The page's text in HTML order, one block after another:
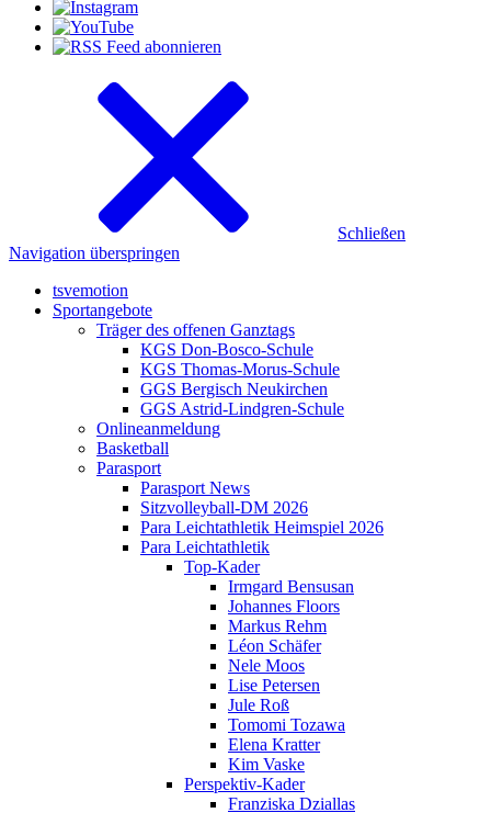
Schließen
Navigation überspringen
tsvemotion
Sportangebote
Träger des offenen Ganztags
KGS Don-Bosco-Schule
KGS Thomas-Morus-Schule
GGS Bergisch Neukirchen
GGS Astrid-Lindgren-Schule
Onlineanmeldung
Basketball
Parasport
Parasport News
Sitzvolleyball-DM 2026
Para Leichtathletik Heimspiel 2026
Para Leichtathletik
Top-Kader
Irmgard Bensusan
Johannes Floors
Markus Rehm
Léon Schäfer
Nele Moos
Lise Petersen
Jule Roß
Tomomi Tozawa
Elena Kratter
Kim Vaske
Perspektiv-Kader
Franziska Dziallas